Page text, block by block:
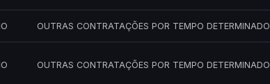
OUTRAS CONTRATAÇÕES POR TEMPO DETERMINADO
OUTRAS CONTRATAÇÕES POR TEMPO DETERMINADO